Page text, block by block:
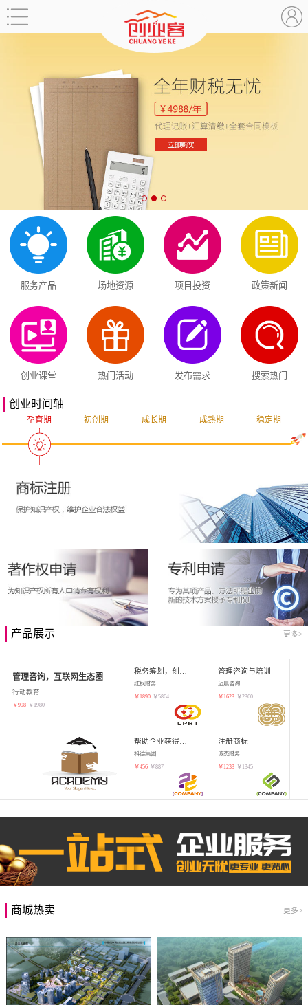
服务产品 场地资源 项目投资 政策新闻
创业课堂 热门活动 发布需求 搜索热门
创业时间轴
孕育期 初创期 成长期 成熟期 稳定期
产品展示 更多>
管理咨询，互联网生态圈
行动教育
￥998 ￥ 1980
红枫财务
￥ 1890 ￥5864
管理咨询与培训
迈晨咨询
￥ 1623 ￥2360
科德集团
￥456 ￥887
注册商标
诚杰财务
￥ 1233 ￥ 1345
商城热卖 更多>